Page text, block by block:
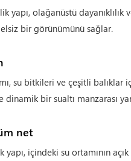
yapı, olağanüstü dayanıklılık
bir görünümünü sağlar.
su bitkileri ve çeşitli balıklar
dinamik bir sualtı manzarası
net
içindeki su ortamının